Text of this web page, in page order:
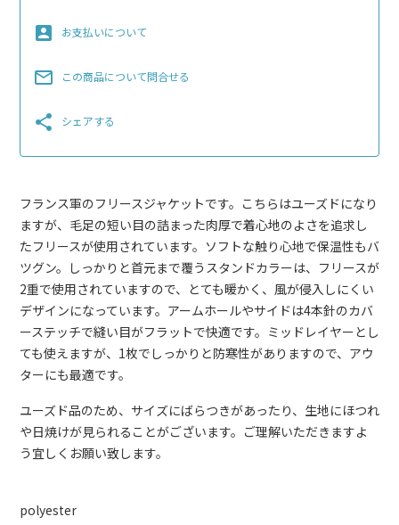
account_box お支払いについて
mail_outline この商品について問合せる
share シェアする
フランス軍のフリースジャケットです。こちらはユーズドになり
ますが、毛足の短い目の詰まった肉厚で着心地のよさを追求し
たフリースが使用されています。ソフトな触り心地で保温性もバ
ツグン。しっかりと首元まで覆うスタンドカラーは、フリースが
2重で使用されていますので、とても暖かく、風が侵入しにくい
デザインになっています。アームホールやサイドは4本針のカバ
ーステッチで縫い目がフラットで快適です。ミッドレイヤーとし
ても使えますが、1枚でしっかりと防寒性がありますので、アウ
ターにも最適です。
ユーズド品のため、サイズにばらつきがあったり、生地にほつれ
や日焼けが見られることがございます。ご理解いただきますよ
う宜しくお願い致します。
polyester